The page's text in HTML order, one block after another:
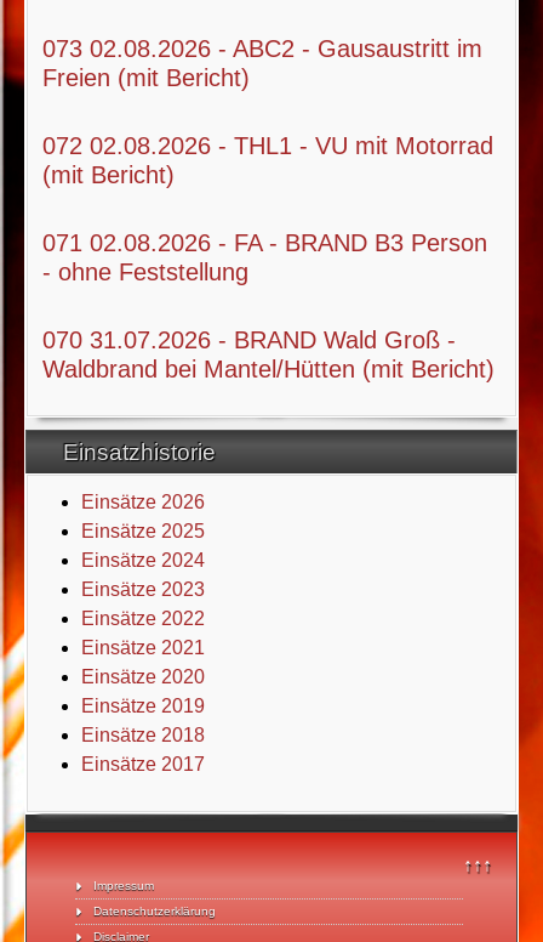
↑↑↑
Impressum
Datenschutzerklärung
Disclaimer
073 02.08.2026 - ABC2 - Gausaustritt im
Freien (mit Bericht)
072 02.08.2026 - THL1 - VU mit Motorrad
(mit Bericht)
071 02.08.2026 - FA - BRAND B3 Person
- ohne Feststellung
070 31.07.2026 - BRAND Wald Groß -
Waldbrand bei Mantel/Hütten (mit Bericht)
Einsatzhistorie
Einsätze 2026
Einsätze 2025
Einsätze 2024
Einsätze 2023
Einsätze 2022
Einsätze 2021
Einsätze 2020
Einsätze 2019
Einsätze 2018
Einsätze 2017